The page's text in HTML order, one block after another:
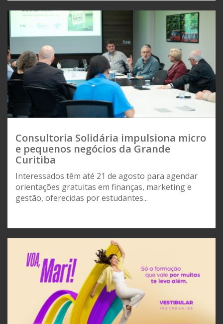
Consultoria Solidária impulsiona micro
e pequenos negócios da Grande
Curitiba
Interessados têm até 21 de agosto para agendar
orientações gratuitas em finanças, marketing e
gestão, oferecidas por estudantes...